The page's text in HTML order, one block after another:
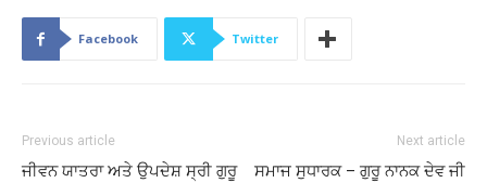
Facebook Twitter
Previous article
ਜੀਵਨ ਯਾਤਰਾ ਅਤੇ ਉਪਦੇਸ਼ ਸ੍ਰੀ ਗੁਰੂ
Next article
ਸਮਾਜ ਸੁਧਾਰਕ – ਗੁਰੂ ਨਾਨਕ ਦੇਵ ਜੀ